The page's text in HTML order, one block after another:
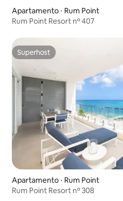
Apartamento ⋅ Rum Point
Rum Point Resort nº 407
Superhost
Superhost
Apartamento ⋅ Rum Point
Rum Point Resort nº 308